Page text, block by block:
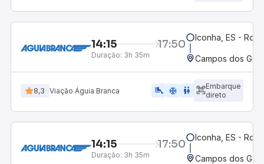
14:15 17:50
Duração: 3h 35m
Iconha, ES -
Campos dos
8,3 Viação Águia Branca airline_seat_legroom_extra ac_unit wc
Embarque
direto
14:15 17:50
Duração: 3h 35m
Iconha, ES -
Campos dos